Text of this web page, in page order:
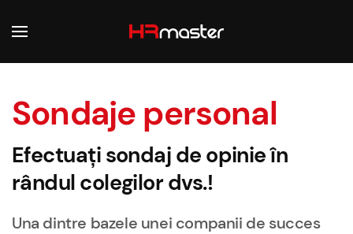
Sondaje personal
Efectuați sondaj de opinie în
rândul colegilor dvs.!
Una dintre bazele unei companii de succes